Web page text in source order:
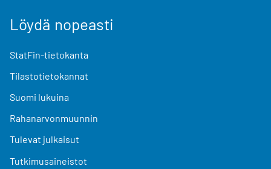
Löydä nopeasti
StatFin-tietokanta
Tilastotietokannat
Suomi lukuina
Rahanarvonmuunnin
Tulevat julkaisut
Tutkimusaineistot